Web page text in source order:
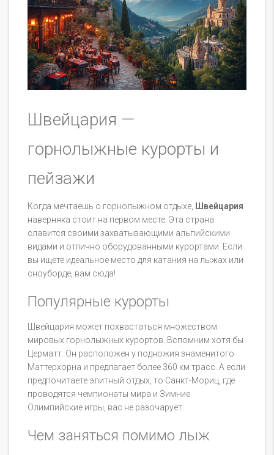
Швейцария —
горнолыжные курорты и
пейзажи
Когда мечтаешь о горнолыжном отдыхе, Швейцария
наверняка стоит на первом месте. Эта страна
славится своими захватывающими альпийскими
видами и отлично оборудованными курортами. Если
вы ищете идеальное место для катания на лыжах или
сноуборде, вам сюда!
Популярные курорты
Швейцария может похвастаться множеством
мировых горнолыжных курортов. Вспомним хотя бы
Церматт. Он расположен у подножия знаменитого
Маттерхорна и предлагает более 360 км трасс. А если
предпочитаете элитный отдых, то Санкт-Мориц, где
проводятся чемпионаты мира и Зимние
Олимпийские игры, вас не разочарует.
Чем заняться помимо лыж